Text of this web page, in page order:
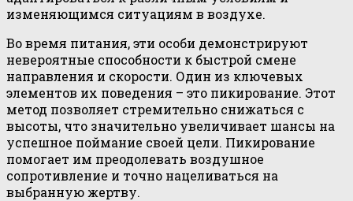
изменяющимся ситуациям в воздухе.
Во время питания, эти особи демонстрируют
невероятные способности к быстрой смене
направления и скорости. Один из ключевых
элементов их поведения – это пикирование. Этот
метод позволяет стремительно снижаться с
высоты, что значительно увеличивает шансы на
успешное поймание своей цели. Пикирование
помогает им преодолевать воздушное
сопротивление и точно нацеливаться на
выбранную жертву.